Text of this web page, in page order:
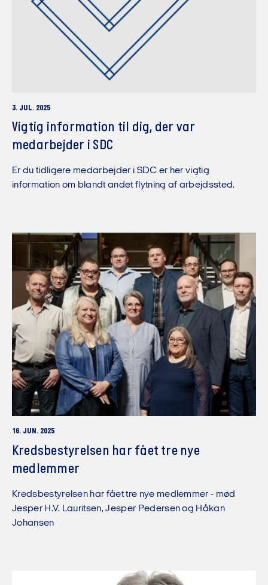
3. JUL. 2025
Vigtig information til dig, der var
medarbejder i SDC
Er du tidligere medarbejder i SDC er her vigtig
information om blandt andet flytning af arbejdssted.
16. JUN. 2025
Kredsbestyrelsen har fået tre nye
medlemmer
Kredsbestyrelsen har fået tre nye medlemmer - mød
Jesper H.V. Lauritsen, Jesper Pedersen og Håkan
Johansen